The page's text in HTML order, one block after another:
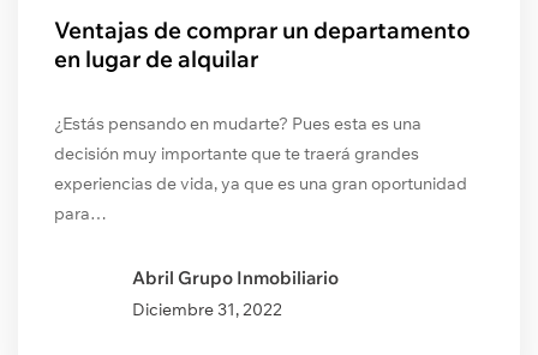
Ventajas de comprar un departamento
en lugar de alquilar
¿Estás pensando en mudarte? Pues esta es una
decisión muy importante que te traerá grandes
experiencias de vida, ya que es una gran oportunidad
para…
Abril Grupo Inmobiliario
Diciembre 31, 2022